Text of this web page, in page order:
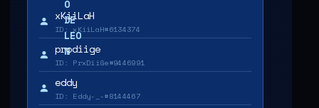
xKiiLaH
ID: xKiiLaH#6134374
prodiige
ID: PrxDiiGe#9446991
eddy
ID: Eddy-_-#8144467